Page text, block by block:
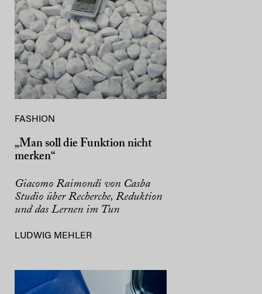
FASHION
„Man soll die Funktion nicht
merken“
Giacomo Raimondi von Casba
Studio über Recherche, Reduktion
und das Lernen im Tun
LUDWIG MEHLER